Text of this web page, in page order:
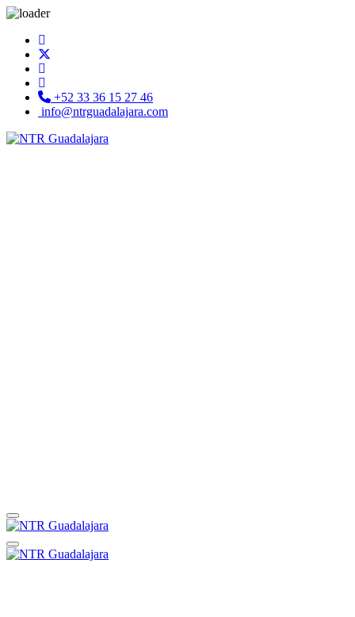
+52 33 36 15 27 46
info@ntrguadalajara.com